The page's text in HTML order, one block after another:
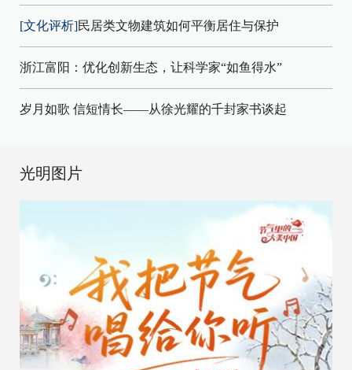
[文化评析]民居类文物建筑如何平衡居住与保护
浙江富阳：优化创新生态，让科学家“如鱼得水”
岁月如歌 信短情长——从徐光耀的千封家书谈起
光明图片